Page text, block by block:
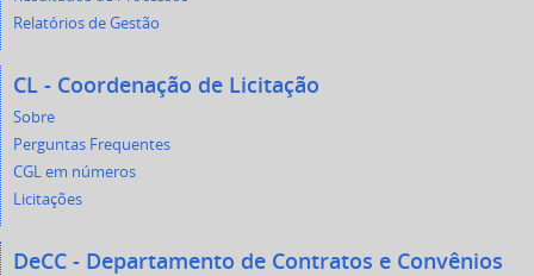
Relatórios de Gestão
CL - Coordenação de Licitação
Sobre
Perguntas Frequentes
CGL em números
Licitações
DeCC - Departamento de Contratos e Convênios